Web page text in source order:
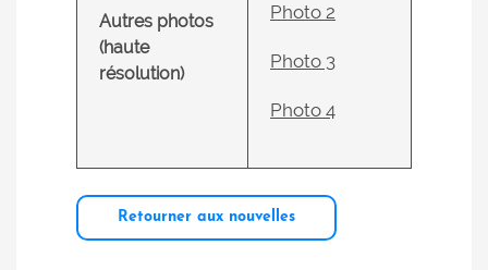
Autres photos
(haute
résolution)
Photo 2
Photo 3
Photo 4
Retourner aux nouvelles